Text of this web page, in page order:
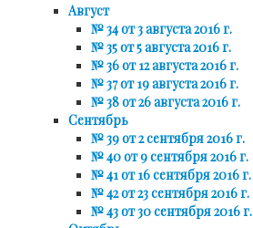
Август
№ 34 от 3 августа 2016 г.
№ 35 от 5 августа 2016 г.
№ 36 от 12 августа 2016 г.
№ 37 от 19 августа 2016 г.
№ 38 от 26 августа 2016 г.
Сентябрь
№ 39 от 2 сентября 2016 г.
№ 40 от 9 сентября 2016 г.
№ 41 от 16 сентября 2016 г.
№ 42 от 23 сентября 2016 г.
№ 43 от 30 сентября 2016 г.